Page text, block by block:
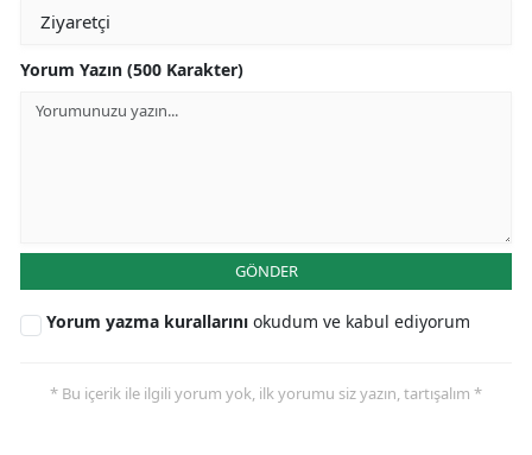
Yorum Yazın (500 Karakter)
GÖNDER
Yorum yazma kurallarını okudum ve kabul ediyorum
* Bu içerik ile ilgili yorum yok, ilk yorumu siz yazın, tartışalım *